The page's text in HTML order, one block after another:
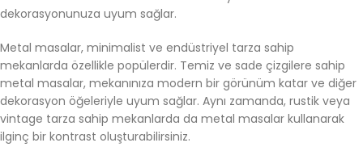
dekorasyonunuza uyum sağlar.
Metal masalar, minimalist ve endüstriyel tarza sahip
mekanlarda özellikle popülerdir. Temiz ve sade çizgilere sahip
metal masalar, mekanınıza modern bir görünüm katar ve diğer
dekorasyon öğeleriyle uyum sağlar. Aynı zamanda, rustik veya
vintage tarza sahip mekanlarda da metal masalar kullanarak
ilginç bir kontrast oluşturabilirsiniz.